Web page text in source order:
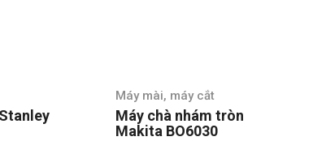
tròn
Máy mài, máy cắt
Máy mài góc Makita
GA6020 1050W